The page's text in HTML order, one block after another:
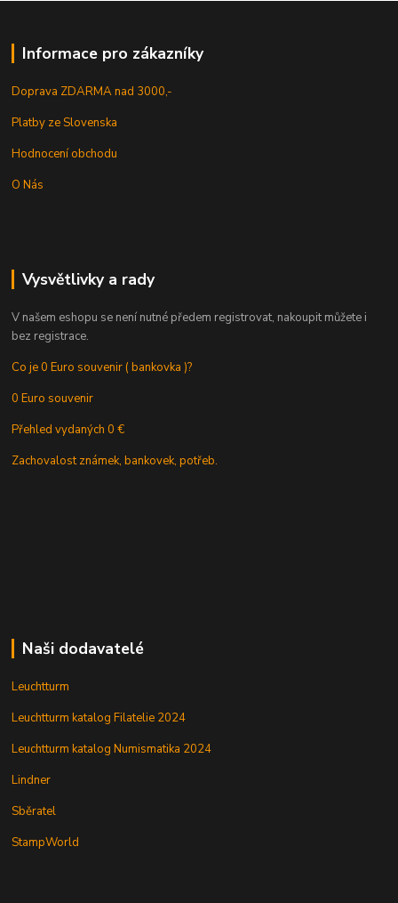
Informace pro zákazníky
Doprava ZDARMA nad 3000,-
Platby ze Slovenska
Hodnocení obchodu
O Nás
Vysvětlivky a rady
V našem eshopu se není nutné předem registrovat, nakoupit můžete i
bez registrace.
Co je 0 Euro souvenir ( bankovka )?
0 Euro souvenir
Přehled vydaných 0 €
Zachovalost známek, bankovek, potřeb.
Naši dodavatelé
Leuchtturm
Leuchtturm katalog Filatelie 2024
Leuchtturm katalog Numismatika 2024
Lindner
Sběratel
StampWorld